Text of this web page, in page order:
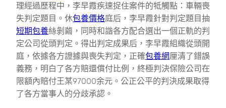
理經過歷程中，李早霞疾速捉住案件的牴觸點：車輛喪
失判定題目。休包養價格庭后，李早霞針對判定題目抽
短期包養絲剝繭，同時和諧各方配合選出一個正軌的判
定公司從頭判定。得出判定成果后，李早霞組織從頭開
庭，依據各方證據與喪失判定，正確包養網厘清了錯誤
義務，明白了各方賠還償付比例，終極判決保險公司在
限額內賠付王某97000余元。公正公平的判決成果取得
了各方當事人的分歧承認。